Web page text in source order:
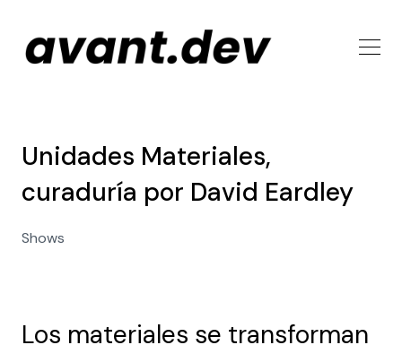
Unidades Materiales,
curaduría por David Eardley
Shows
Los materiales se transforman